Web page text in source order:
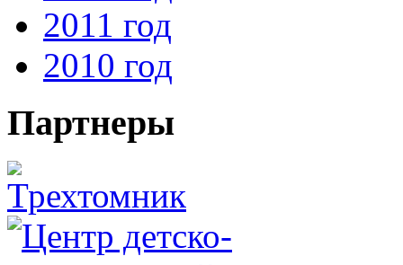
2011 год
2010 год
Партнеры